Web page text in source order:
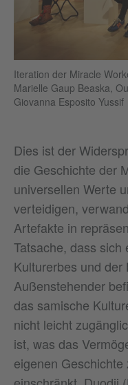
Iteration der Miracle
Marielle Gaup Beaska,
Giovanna Esposito Yussif
Dies ist der
die Geschichte der
universellen Werte
verteidigen,
Artefakte in
Tatsache, dass
Kulturerbes und
Außenstehender
das samische
nicht leicht
ist, was das
eigenen